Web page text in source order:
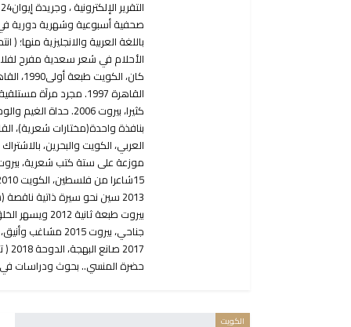
صحفية أسبوعية وشهرية دورية
باللغة العربية والانجليزية
الأحلام في شعر سعدية مفرح
حضرة المنسي.. بحوث ودراسات في إبداع
الكويت